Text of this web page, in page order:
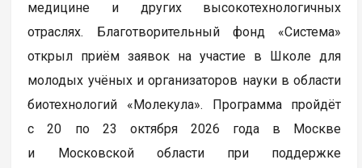
медицине и других высокотехнологичных
отраслях. Благотворительный фонд «Система»
открыл приём заявок на участие в Школе для
молодых учёных и организаторов науки в области
биотехнологий «Молекула». Программа пройдёт
с 20 по 23 октября 2026 года в Москве
и Московской области при поддержке